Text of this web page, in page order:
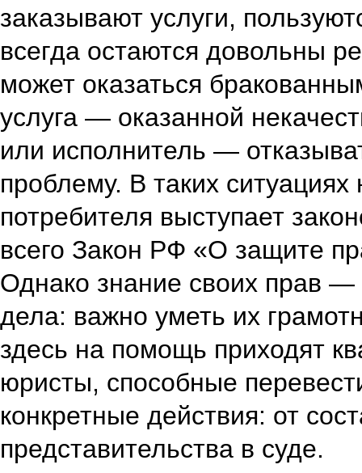
заказывают услуги,
всегда остаются довольны
может оказаться
услуга — оказанной
или исполнитель —
проблему. В таких ситуациях
потребителя выступает
всего Закон РФ «О защите
Однако знание своих прав —
дела: важно уметь их
здесь на помощь приходят
юристы, способные
конкретные действия: от
представительства в суде.